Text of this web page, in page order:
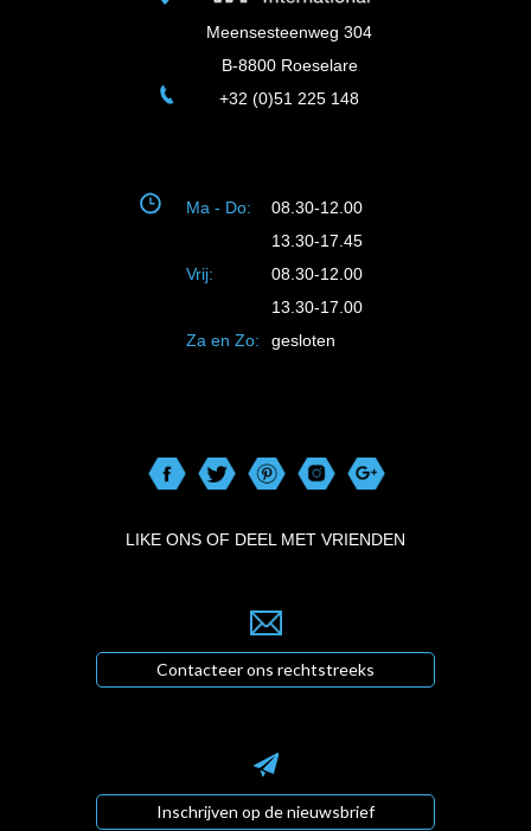
Meensesteenweg 304
B-8800 Roeselare
+32 (0)51 225 148
Ma - Do:
08.30-12.00
13.30-17.45
Vrij:
08.30-12.00
13.30-17.00
Za en Zo:
gesloten
LIKE ONS OF DEEL MET VRIENDEN
Contacteer ons rechtstreeks
Inschrijven op de nieuwsbrief